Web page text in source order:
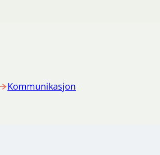
Kommunikasjon